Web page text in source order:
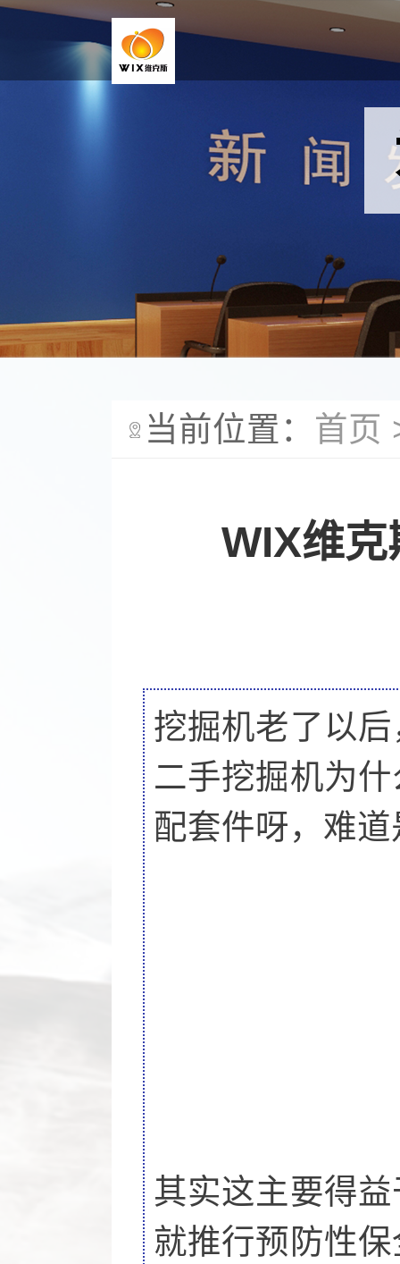
当前位置： 首页
WIX维
挖掘机老了以
二手挖掘机为
配套件呀，难
其实这主要得
就推行预防性